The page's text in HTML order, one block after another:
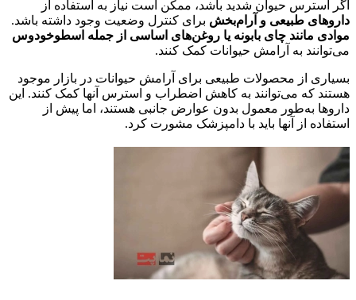
اگر استرس حیوان شدید باشد، ممکن است نیاز به استفاده از
داروهای طبیعی و آرام‌بخش برای کنترل وضعیت وجود داشته باشد.
موادی مانند چای بابونه یا روغن‌های اساسی از جمله اسطوخودوس
می‌توانند به آرامش حیوانات کمک کنند.
بسیاری از محصولات طبیعی برای آرامش حیوانات در بازار موجود
هستند که می‌توانند به کاهش اضطراب و استرس آنها کمک کنند. این
داروها به‌طور معمول بدون عوارض جانبی هستند، اما پیش از
استفاده از آنها باید با دامپزشک مشورت کرد.